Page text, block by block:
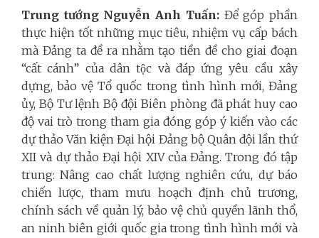
Trung tướng Nguyễn Anh Tuấn:Để góp phần
thực hiện tốt những mục tiêu, nhiệm vụ cấp bách
mà Đảng ta đề ra nhằm tạo tiền đề cho giai đoạn
“cất cánh” của dân tộc và đáp ứng yêu cầu xây
dựng, bảo vệ Tổ quốc trong tình hình mới, Đảng
ủy, Bộ Tư lệnh Bộ đội Biên phòng đã phát huy cao
độ vai trò trong tham gia đóng góp ý kiến vào các
dự thảo Văn kiện Đại hội Đảng bộ Quân đội lần thứ
XII và dự thảo Đại hội XIV của Đảng. Trong đó tập
trung: Nâng cao chất lượng nghiên cứu, dự báo
chiến lược, tham mưu hoạch định chủ trương,
chính sách về quản lý, bảo vệ chủ quyền lãnh thổ,
an ninh biên giới quốc gia trong tình hình mới và